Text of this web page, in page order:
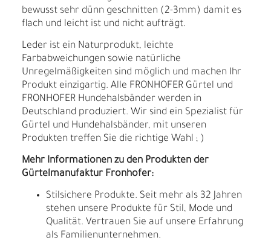
bewusst sehr dünn geschnitten (2-3mm) damit es
flach und leicht ist und nicht aufträgt.
Leder ist ein Naturprodukt, leichte
Farbabweichungen sowie natürliche
Unregelmäßigkeiten sind möglich und machen Ihr
Produkt einzigartig. Alle FRONHOFER Gürtel und
FRONHOFER Hundehalsbänder werden in
Deutschland produziert. Wir sind ein Spezialist für
Gürtel und Hundehalsbänder, mit unseren
Produkten treffen Sie die richtige Wahl ; )
Mehr Informationen zu den Produkten der
Gürtelmanufaktur Fronhofer:
Stilsichere Produkte. Seit mehr als 32 Jahren
stehen unsere Produkte für Stil, Mode und
Qualität. Vertrauen Sie auf unsere Erfahrung
als Familienunternehmen.